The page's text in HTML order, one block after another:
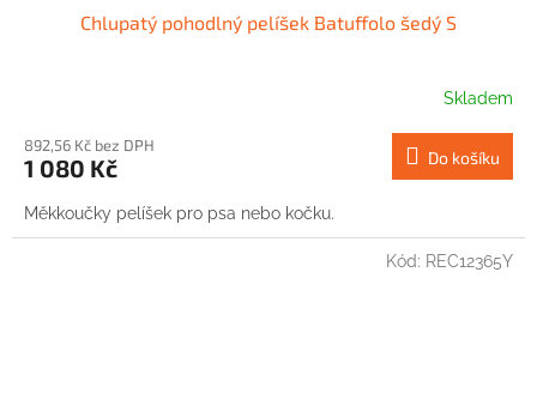
Chlupatý pohodlný pelíšek Batuffolo šedý S
Skladem
892,56 Kč bez DPH
1 080 Kč Do košíku
Měkkoučky pelíšek pro psa nebo kočku.
Kód: REC12365Y